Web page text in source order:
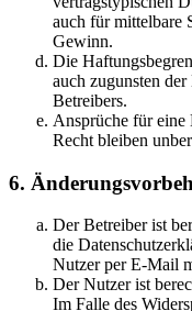
auch für mittelbare
Gewinn.
Die
auch zugunsten
Betreibers.
Ansprüche für eine
Recht bleiben
6.
Der Betreiber ist
die
Nutzer per E-Mail
Der Nutzer ist
Im Falle des